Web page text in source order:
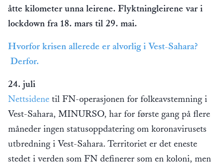
åtte kilometer unna leirene. Flyktningleirene var i
lockdown fra 18. mars til 29. mai.
Hvorfor krisen allerede er alvorlig i Vest-Sahara?
Derfor.
24. juli
Nettsidene til FN-operasjonen for folkeavstemning i
Vest-Sahara, MINURSO, har for første gang på flere
måneder ingen statusoppdatering om koronavirusets
utbredning i Vest-Sahara. Territoriet er det eneste
stedet i verden som FN definerer som en koloni, men